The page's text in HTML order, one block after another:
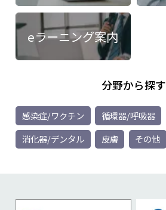
eラーニング案内
分野から探す
感染症/ワクチン 循環器/呼吸器
消化器/デンタル
皮膚 その他